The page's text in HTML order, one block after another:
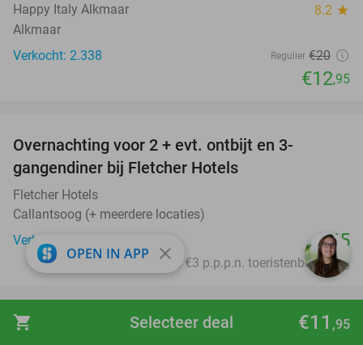
shopping_cart €11 ,95
Selecteer deal
Happy Italy Alkmaar 8.2 star
Alkmaar
Verkocht: 2.338
Regulier €20
€12,95
Overnachting voor 2 + evt. ontbijt en 3-
gangendiner bij Fletcher Hotels
Fletcher Hotels
Callantsoog (+ meerdere locaties)
Verkocht: 18.056
€45
Excl. ca. €3 p.p.p.n. toeristenbelasting
47%
Potje minigolf + frozen cappuccino of slush
OPEN IN APP close